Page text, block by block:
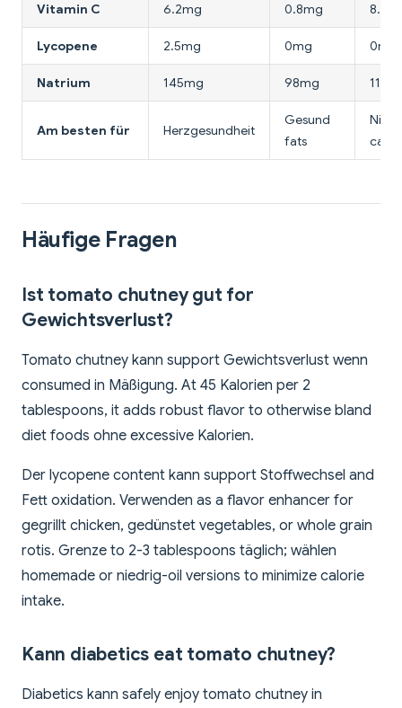
Vitamin C 6.2mg 0.8mg
Lycopene 2.5mg 0mg 0mg
Natrium 145mg 98mg
Am besten für Herzgesundheit
Gesund
fats
Häufige Fragen
Ist tomato chutney gut for
Gewichtsverlust?
Tomato chutney kann support Gewichtsverlust wenn
consumed in Mäßigung. At 45 Kalorien per 2
tablespoons, it adds robust flavor to otherwise bland
diet foods ohne excessive Kalorien.
Der lycopene content kann support Stoffwechsel and
Fett oxidation. Verwenden as a flavor enhancer for
gegrillt chicken, gedünstet vegetables, or whole grain
rotis. Grenze to 2-3 tablespoons täglich; wählen
homemade or niedrig-oil versions to minimize calorie
intake.
Kann diabetics eat tomato chutney?
Diabetics kann safely enjoy tomato chutney in